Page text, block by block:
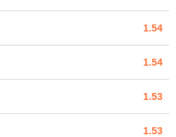
1.54
1.54
1.53
1.53